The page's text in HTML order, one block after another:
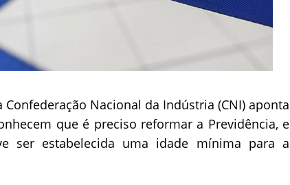
Nacional da Indústria (CNI) aponta
que é preciso reformar a Previdência, e
ser estabelecida uma idade mínima para a